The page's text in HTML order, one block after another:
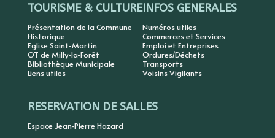
TOURISME & CULTURE
Présentation de la Commune
Historique
Eglise Saint-Martin
OT de Milly-la-Forêt
Bibliothèque Municipale
Liens utiles
INFOS GENERALES
Numéros utiles
Commerces et Services
Emploi et Entreprises
Ordures/Déchets
Transports
Voisins Vigilants
RESERVATION DE SALLES
Espace Jean-Pierre Hazard